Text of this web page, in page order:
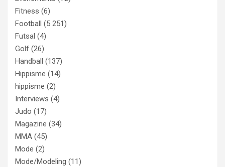
Fitness (6)
Football (5 251)
Futsal (4)
Golf (26)
Handball (137)
Hippisme (14)
hippisme (2)
Interviews (4)
Judo (17)
Magazine (34)
MMA (45)
Mode (2)
Mode/Modeling (11)